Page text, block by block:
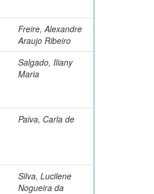
Freire, Alexandre
Araujo Ribeiro
Salgado, Iliany
Maria
Paiva, Carla de
Silva, Lucilene
Nogueira da